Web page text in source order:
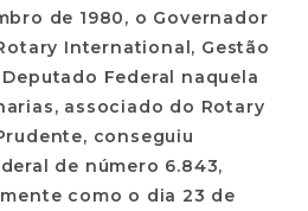
de 1980, o Governador
International, Gestão
Federal naquela
associado do Rotary
conseguiu
de número 6.843,
como o dia 23 de